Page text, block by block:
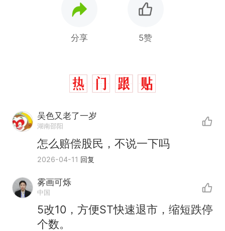
分享 5赞
吴色又老了一岁
湖南邵阳
怎么赔偿股民，不说一下吗
2026-04-11 回复
雾画可烁
中国
5改10，方便ST快速退市，缩短跌停
个数。
热
十多万人报名的考试，成绩
全部作废，公平么？